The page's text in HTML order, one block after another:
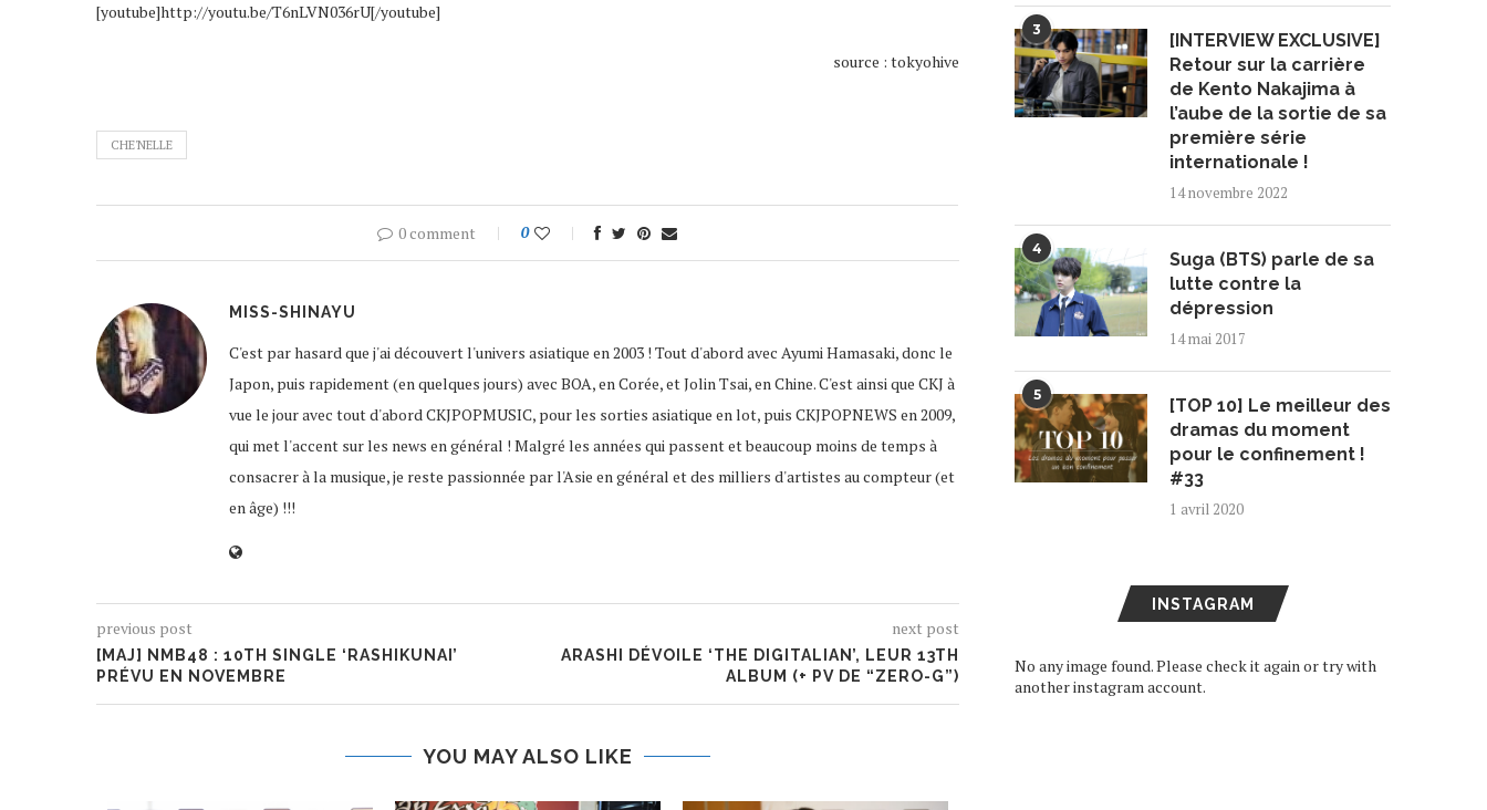
[youtube]http://youtu.be/T6nLVN036rU[/youtube]
source : tokyohive
CHE'NELLE
0 comment 0
MISS-SHINAYU
C'est par hasard que j'ai découvert l'univers asiatique en 2003 ! Tout d'abord avec Ayumi Hamasaki, donc le
Japon, puis rapidement (en quelques jours) avec BOA, en Corée, et Jolin Tsai, en Chine. C'est ainsi que CKJ à
vue le jour avec tout d'abord CKJPOPMUSIC, pour les sorties asiatique en lot, puis CKJPOPNEWS en 2009,
qui met l'accent sur les news en général ! Malgré les années qui passent et beaucoup moins de temps à
consacrer à la musique, je reste passionnée par l'Asie en général et des milliers d'artistes au compteur (et
en âge) !!!
previous post
[MAJ] NMB48 : 10TH SINGLE ‘RASHIKUNAI’
PRÉVU EN NOVEMBRE
next post
ARASHI DÉVOILE ‘THE DIGITALIAN’, LEUR 13TH
ALBUM (+ PV DE “ZERO-G”)
YOU MAY ALSO LIKE
3
[INTERVIEW EXCLUSIVE]
Retour sur la carrière
de Kento Nakajima à
l’aube de la sortie de sa
première série
internationale !
14 novembre 2022
4
Suga (BTS) parle de sa
lutte contre la
dépression
14 mai 2017
5
[TOP 10] Le meilleur des
dramas du moment
pour le confinement !
#33
1 avril 2020
INSTAGRAM
No any image found. Please check it again or try with
another instagram account.